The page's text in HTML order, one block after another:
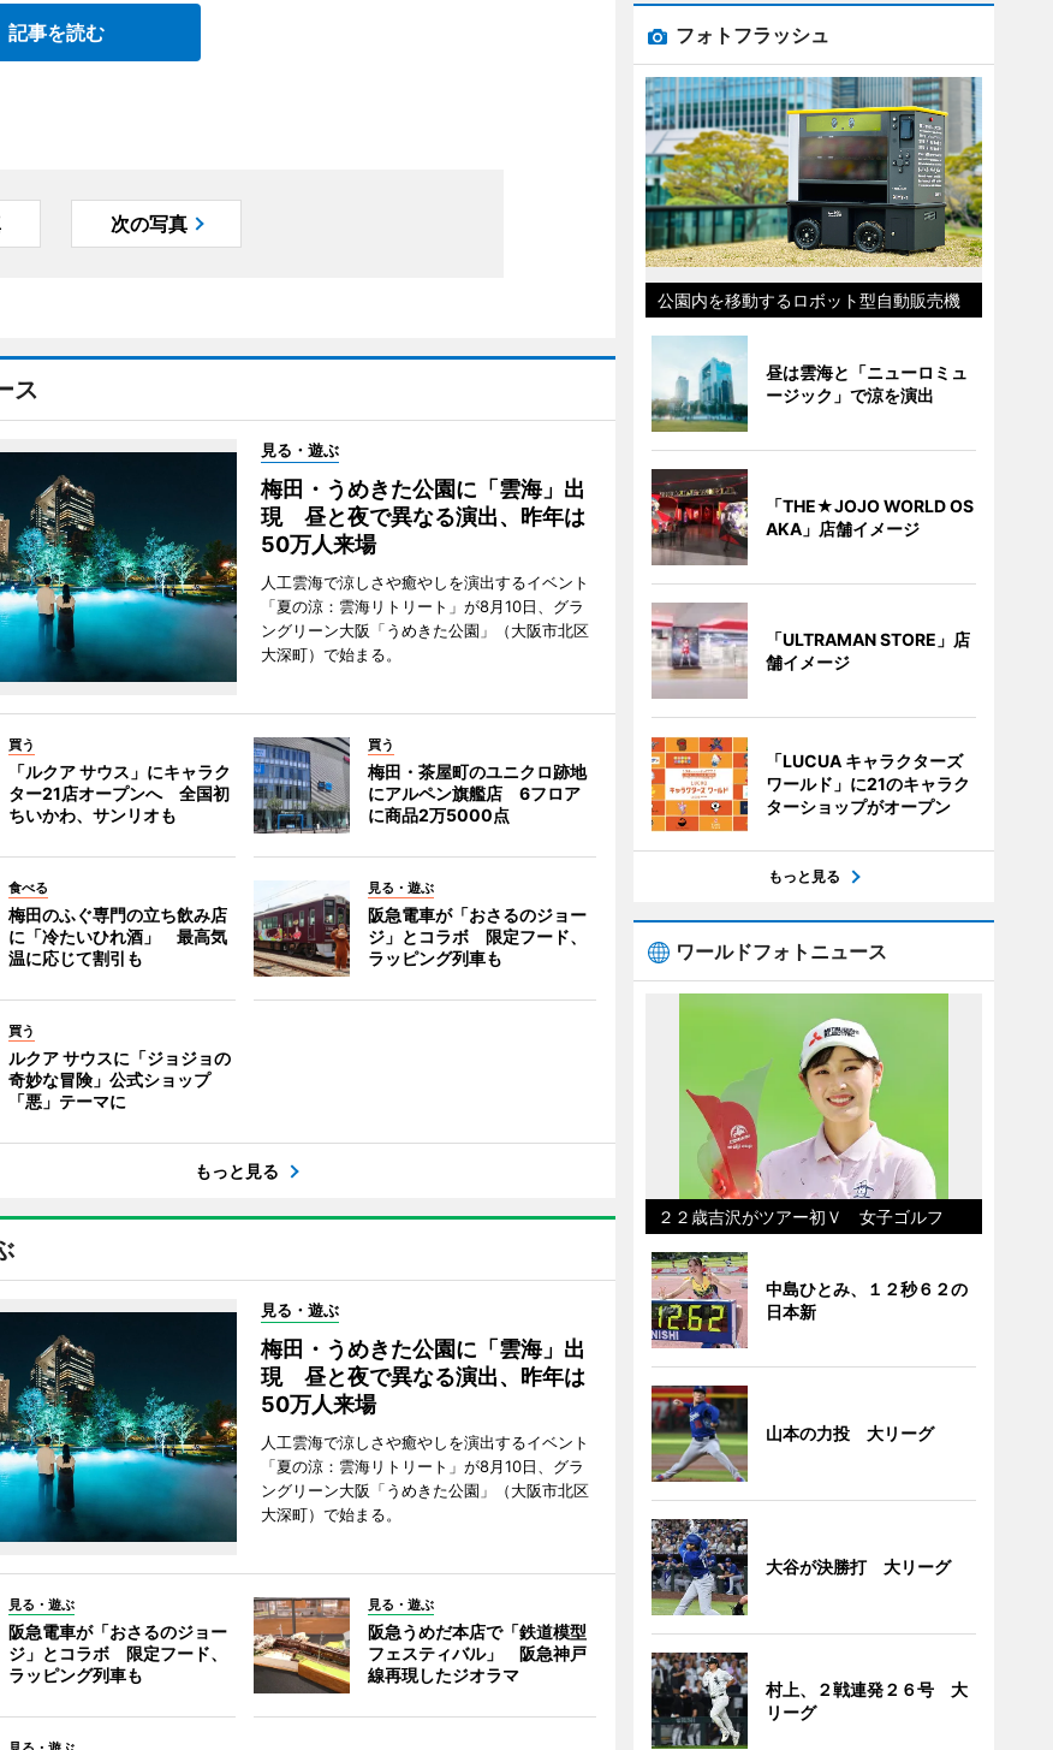
記事を読む
次の写真
ス
見る・遊ぶ
梅田・うめきた公園に「雲海」出
現 昼と夜で異なる演出、昨年は
50万人来場
人工雲海で涼しさや癒やしを演出するイベント
「夏の涼：雲海リトリート」が8月10日、グラ
ングリーン大阪「うめきた公園」（大阪市北区
大深町）で始まる。
買う
「ルクア サウス」にキャラク
ター21店オープンへ 全国初
ちいかわ、サンリオも
買う
梅田・茶屋町のユニクロ跡地
にアルペン旗艦店 6フロア
に商品2万5000点
食べる
梅田のふぐ専門の立ち飲み店
に「冷たいひれ酒」 最高気
温に応じて割引も
見る・遊ぶ
阪急電車が「おさるのジョー
ジ」とコラボ 限定フード、
ラッピング列車も
買う
ルクア サウスに「ジョジョの
奇妙な冒険」公式ショップ
「悪」テーマに
もっと見る
見る・遊ぶ
梅田・うめきた公園に「雲海」出
現 昼と夜で異なる演出、昨年は
50万人来場
人工雲海で涼しさや癒やしを演出するイベント
「夏の涼：雲海リトリート」が8月10日、グラ
ングリーン大阪「うめきた公園」（大阪市北区
大深町）で始まる。
見る・遊ぶ
阪急電車が「おさるのジョー
ジ」とコラボ 限定フード、
ラッピング列車も
見る・遊ぶ
阪急うめだ本店で「鉄道模型
フェスティバル」 阪急神戸
線再現したジオラマ
フォトフラッシュ
公園内を移動するロボット型自動販売機
昼は雲海と「ニューロミュ
ージック」で涼を演出
「THE★JOJO WORLD OS
AKA」店舗イメージ
「ULTRAMAN STORE」店
舗イメージ
「LUCUA キャラクターズ
ワールド」に21のキャラク
ターショップがオープン
もっと見る
ワールドフォトニュース
２２歳吉沢がツアー初Ｖ 女子ゴルフ
中島ひとみ、１２秒６２の
日本新
山本の力投 大リーグ
大谷が決勝打 大リーグ
村上、２戦連発２６号 大
リーグ